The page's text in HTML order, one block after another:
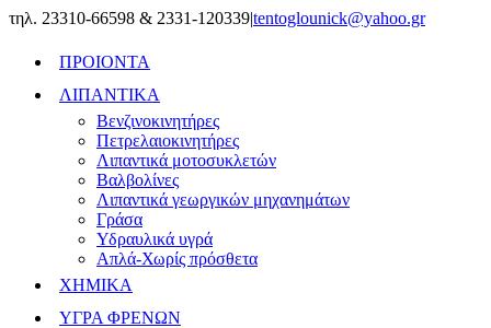
Skip
content
τηλ. 23310-66598 & 2331-120339|tentoglounick@yahoo.gr
ΠΡΟΙΟΝΤΑ
ΛΙΠΑΝΤΙΚΑ
Βενζινοκινητήρες
Πετρελαιοκινητήρες
Λιπαντικά μοτοσυκλετών
Βαλβολίνες
Λιπαντικά γεωργικών μηχανημάτων
Γράσα
Υδραυλικά υγρά
Απλά-Χωρίς πρόσθετα
ΧΗΜΙΚΑ
ΥΓΡΑ ΦΡΕΝΩΝ